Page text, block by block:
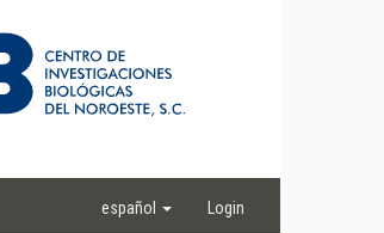
español Login